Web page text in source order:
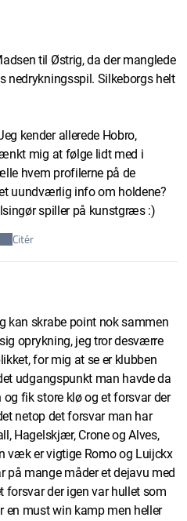
til Østrig, da der manglede
nedrykningsspil. Silkeborgs helt
kender allerede Hobro,
mig at følge lidt med i
hvem profilerne på de
uundværlig info om holdene?
spiller på kunstgræs :)
Citér
kan skrabe point nok sammen
oprykning, jeg tror desværre
for mig at se er klubben
udgangspunkt man havde da
fik store klø og et forsvar der
netop det forsvar man har
Hagelskjær, Crone og Alves,
væk er vigtige Romo og Luijckx
på mange måder et dejavu med
der igen var hullet som
en must win kamp men heller